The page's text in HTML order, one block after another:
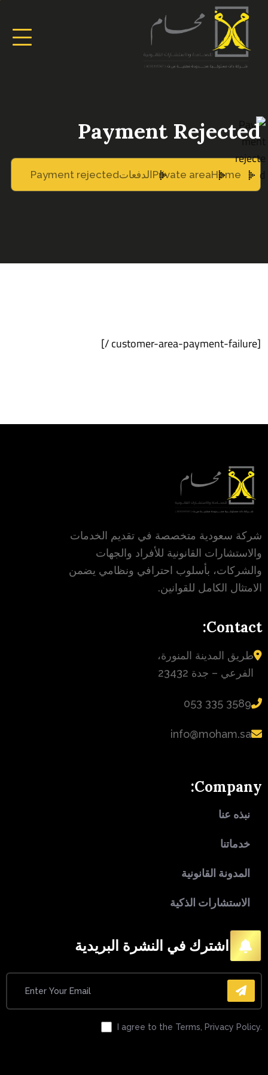
Payment Rejected
Home
Private area الدفعاتPayment rejected
[customer-area-payment-failure /]
شركة سعودية متخصصة في تقديم الخدمات
والاستشارات القانونية للأفراد والجهات
والشركات، بأسلوب احترافي ونظامي يضمن
الامتثال الكامل للقوانين.
Contact:
طريق المدينة المنورة،
الفرعي – جدة 23432
‪053 335 3589‬
info@moham.sa
Company:
نبذه عنا
خدماتنا
المدونة القانونية
الاستشارات الذكية
اشترك في النشرة البريدية
I agree to the Terms, Privacy Policy.